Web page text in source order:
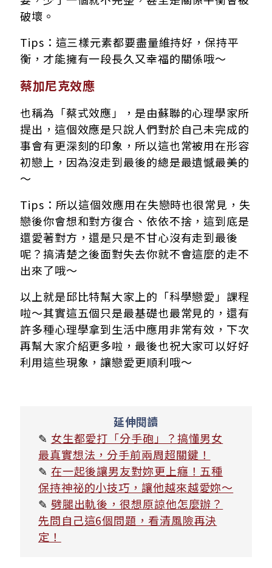
破壞。
Tips：這三樣元素都要盡量維持好，保持平
衡，才能擁有一段長久又幸福的關係哦～
蔡加尼克效應
也稱為「蔡式效應」，是由蘇聯的心理學家所
提出，這個效應是只說人們對於自己未完成的
事會有更深刻的印象，所以這也常被用在形容
初戀上，因為沒走到最後的總是最遺憾最美的
～
Tips：所以這個效應用在失戀時也很常見，失
戀後你會想和對方復合、依依不捨，這到底是
還愛著對方，還是只是不甘心沒有走到最後
呢？搞清楚之後面對失去你就不會這麼的走不
出來了哦～
以上就是邱比特幫大家上的「科學戀愛」課程
啦～其實這五個只是最基礎也最常見的，還有
許多種心理學拿到生活中應用非常有效，下次
再幫大家介紹更多啦，最後也祝大家可以好好
利用這些現象，讓戀愛更順利哦～
延伸閱讀
✎ 女生都愛打「分手砲」？搞懂男女
最真實想法，分手前兩周超關鍵！
✎ 在一起後讓男友對妳更上癮！五種
保持神祕的小技巧，讓他越來越愛妳～
✎ 劈腿出軌後，很想原諒他怎麼辦？
先問自己這6個問題，看清風險再決
定！